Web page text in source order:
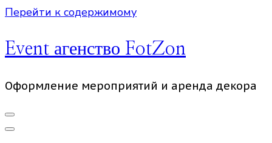
Перейти к содержимому
Event агенство FotZon
Оформление мероприятий и аренда декора